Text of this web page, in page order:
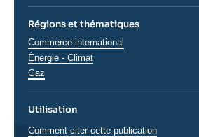
Régions et thématiques
Thématiques
analyses
Commerce international
Énergie - Climat
Gaz
Utilisation
Comment citer cette publication